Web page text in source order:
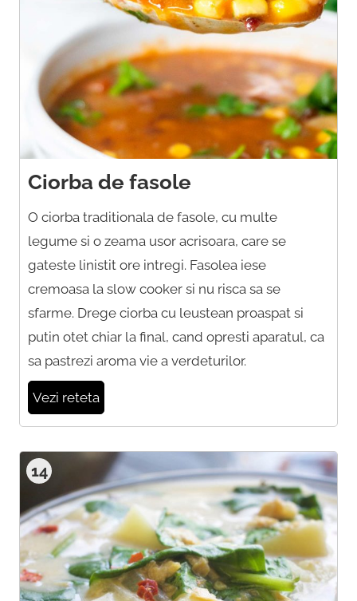
Ciorba de fasole
O ciorba traditionala de fasole, cu multe
legume si o zeama usor acrisoara, care se
gateste linistit ore intregi. Fasolea iese
cremoasa la slow cooker si nu risca sa se
sfarme. Drege ciorba cu leustean proaspat si
putin otet chiar la final, cand opresti aparatul, ca
sa pastrezi aroma vie a verdeturilor.
Vezi reteta
14